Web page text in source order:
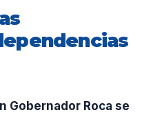
Gobernador Roca se